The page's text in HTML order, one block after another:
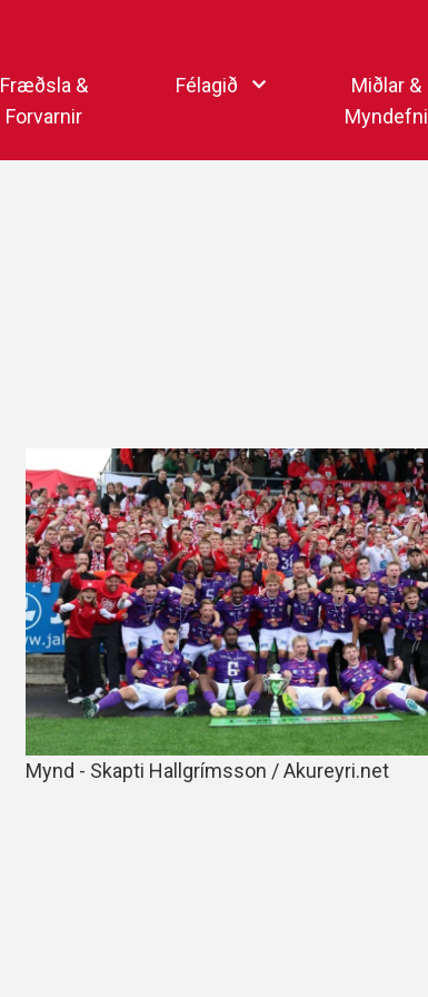
Fræðsla &
Forvarnir
Félagið
Lög Þórs
Fyrirmyndarfélag ÍSÍ
Handbók aðalstjórnar Þórs
Ársskýrslur
Miðlar &
Myndefni
Mynd - Skapti Hallgrímsson / Akureyri.net